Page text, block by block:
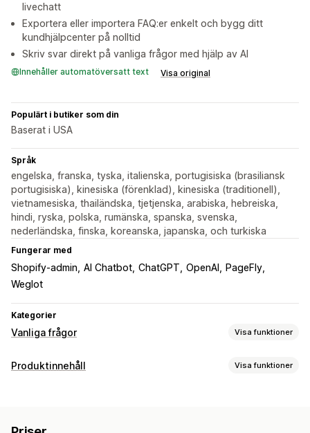
livechatt
Exportera eller importera FAQ:er enkelt och bygg ditt
kundhjälpcenter på nolltid
Skriv svar direkt på vanliga frågor med hjälp av AI
Innehåller automatöversatt text Visa original
Populärt i butiker som din
Baserat i USA
Språk
engelska, franska, tyska, italienska, portugisiska (brasiliansk
portugisiska), kinesiska (förenklad), kinesiska (traditionell),
vietnamesiska, thailändska, tjetjenska, arabiska, hebreiska,
hindi, ryska, polska, rumänska, spanska, svenska,
nederländska, finska, koreanska, japanska, och turkiska
Fungerar med
Shopify-admin AI Chatbot ChatGPT OpenAI
PageFly
Weglot
Kategorier
Vanliga frågor Visa funktioner
Redigeringsverktyg
Produktinnehåll Visa funktioner